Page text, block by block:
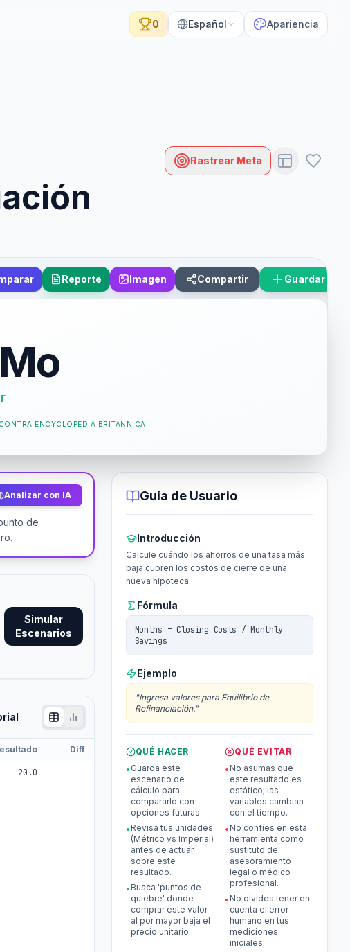
0 Español Apariencia
Rastrear Meta
Reporte Imagen Compartir Guardar
ENCYCLOPEDIA BRITANNICA
Analizar con IA
de
Simular
Escenarios
Diff
20.0 —
Guía de Usuario
Introducción
Calcule cuándo los ahorros de una tasa más
baja cubren los costos de cierre de una
nueva hipoteca.
Fórmula
Months = Closing Costs / Monthly
Savings
Ejemplo
"Ingresa valores para Equilibrio de
Refinanciación."
QUÉ HACER
• Guarda este
escenario de
cálculo para
compararlo con
opciones futuras.
• Revisa tus unidades
(Métrico vs Imperial)
antes de actuar
sobre este
resultado.
• Busca 'puntos de
quiebre' donde
comprar este valor
al por mayor baja el
precio unitario.
QUÉ EVITAR
• No asumas que
este resultado es
estático; las
variables cambian
con el tiempo.
• No confíes en esta
herramienta como
sustituto de
asesoramiento
legal o médico
profesional.
• No olvides tener en
cuenta el error
humano en tus
mediciones
iniciales.